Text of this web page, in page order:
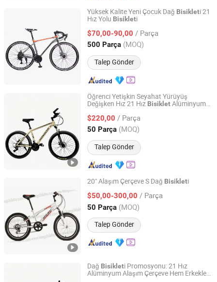
Yüksek Kalite Yeni Çocuk Dağ Bisikleti 21
Hız Yolu Bisikleti
$70,00-90,00 / Parça
500 Parça (MOQ)
Talep Gönder
Hebei Hongchi Bicycles Co., Ltd
Hebei, China Fiyat 2014
Öğrenci Yetişkin Seyahat Yürüyüş
Değişken Hız 21 Hız BisikletAlüminyum
$220,00 / Parça
50 Parça (MOQ)
Talep Gönder
Hebei Hongchi Bicycles Co., Ltd
Hebei, China Fiyat 2014
20" Alaşım Çerçeve S Dağ Bisikleti
$50,00-300,00 / Parça
50 Parça (MOQ)
Talep Gönder
Hebei Hongchi Bicycles Co., Ltd
Hebei, China Fiyat 2014
Dağ Bisikleti Promosyonu: 21 Hız
Alüminyum Alaşım Çerçeve Hem Erkekler
Hebei Hongchi Bicycles Co., Ltd